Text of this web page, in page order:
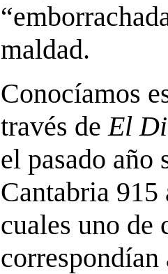
maldad.
Conocíamos
través deEl
el pasado año
Cantabria 915
cuales uno de
correspondían